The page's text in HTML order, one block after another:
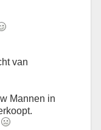
van
Mannen in